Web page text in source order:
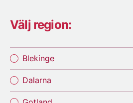
Välj region:
Blekinge
Dalarna